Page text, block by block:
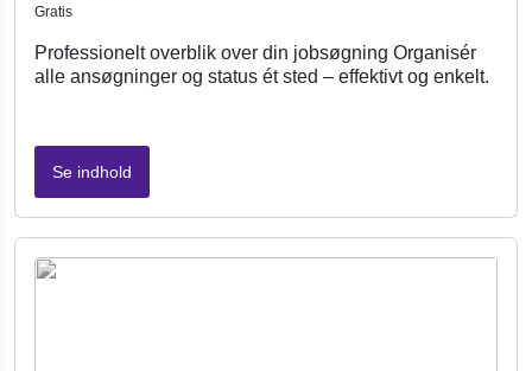
Gratis
Professionelt overblik over din jobsøgning Organisér
alle ansøgninger og status ét sted – effektivt og enkelt.
Se indhold